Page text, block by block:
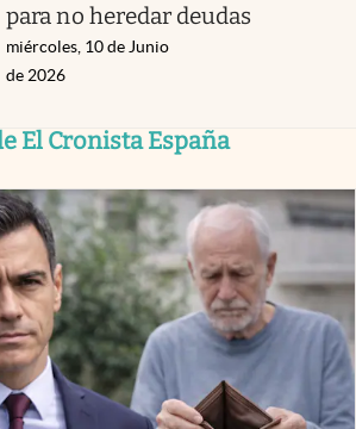
para no heredar deudas
miércoles, 10 de Junio
de 2026
El Cronista España